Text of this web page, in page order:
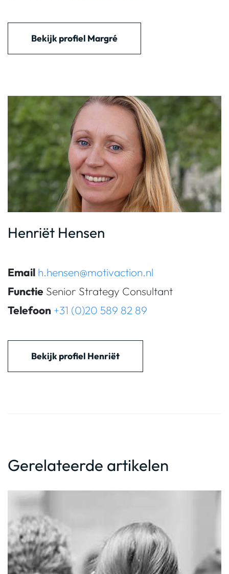
Bekijk profiel Margré
Henriët Hensen
Email h.hensen@motivaction.nl
Functie Senior Strategy Consultant
Telefoon +31 (0)20 589 82 89
Bekijk profiel Henriët
Gerelateerde artikelen